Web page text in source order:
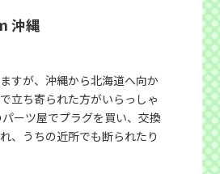
沖縄
すが、沖縄から北海道へ向か
立ち寄られた方がいらっしゃ
ーツ屋でプラグを買い、交換
、うちの近所でも断られたり